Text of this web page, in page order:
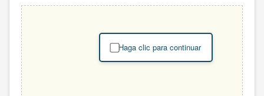
Haga clic para continuar